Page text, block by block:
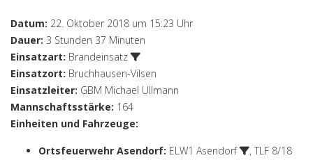
Datum: 22. Oktober 2018 um 15:23 Uhr
Dauer: 3 Stunden 37 Minuten
Einsatzart: Brandeinsatz
Einsatzort: Bruchhausen-Vilsen
Einsatzleiter: GBM Michael Ullmann
Mannschaftsstärke: 164
Einheiten und Fahrzeuge:
Ortsfeuerwehr Asendorf: ELW1 Asendorf , TLF 8/18